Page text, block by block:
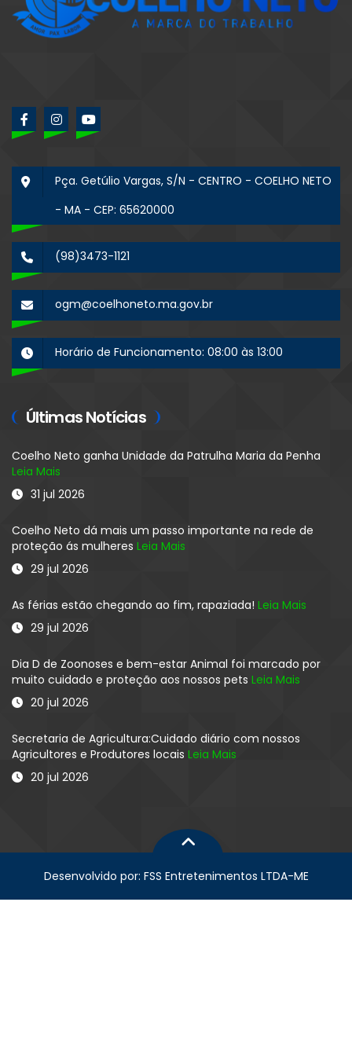
Pça. Getúlio Vargas, S/N - CENTRO - COELHO NETO
- MA - CEP: 65620000
(98)3473-1121
ogm@coelhoneto.ma.gov.br
Horário de Funcionamento: 08:00 às 13:00
Últimas Notícias
Coelho Neto ganha Unidade da Patrulha Maria da Penha
Leia Mais
31 jul 2026
Coelho Neto dá mais um passo importante na rede de
proteção ás mulheres Leia Mais
29 jul 2026
As férias estão chegando ao fim, rapaziada! Leia Mais
29 jul 2026
Dia D de Zoonoses e bem-estar Animal foi marcado por
muito cuidado e proteção aos nossos pets Leia Mais
20 jul 2026
Secretaria de Agricultura:Cuidado diário com nossos
Agricultores e Produtores locais Leia Mais
20 jul 2026
Desenvolvido por: FSS Entretenimentos LTDA-ME